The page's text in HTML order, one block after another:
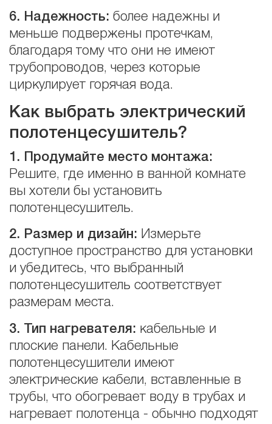
6. Надежность: более надежны и
меньше подвержены протечкам,
благодаря тому что они не имеют
трубопроводов, через которые
циркулирует горячая вода.
Как выбрать электрический
полотенцесушитель?
1. Продумайте место монтажа:
Решите, где именно в ванной комнате
вы хотели бы установить
полотенцесушитель.
2. Размер и дизайн: Измерьте
доступное пространство для установки
и убедитесь, что выбранный
полотенцесушитель соответствует
размерам места.
3. Тип нагревателя: кабельные и
плоские панели. Кабельные
полотенцесушители имеют
электрические кабели, вставленные в
трубы, что обогревает воду в трубах и
нагревает полотенца - обычно подходят